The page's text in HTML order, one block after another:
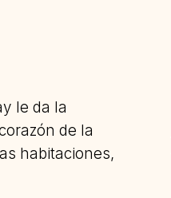
le da la
de la
habitaciones,